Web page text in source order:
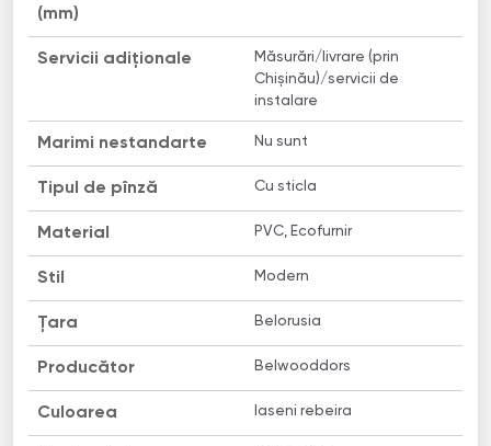
(mm)
Servicii adiționale
Măsurări/livrare (prin
Chișinău)/servicii de
instalare
Marimi nestandarte Nu sunt
Tipul de pînză Сu sticla
Material PVC, Ecofurnir
Stil Modern
Țara Belorusia
Producător Belwooddors
Culoarea Iaseni rebeira